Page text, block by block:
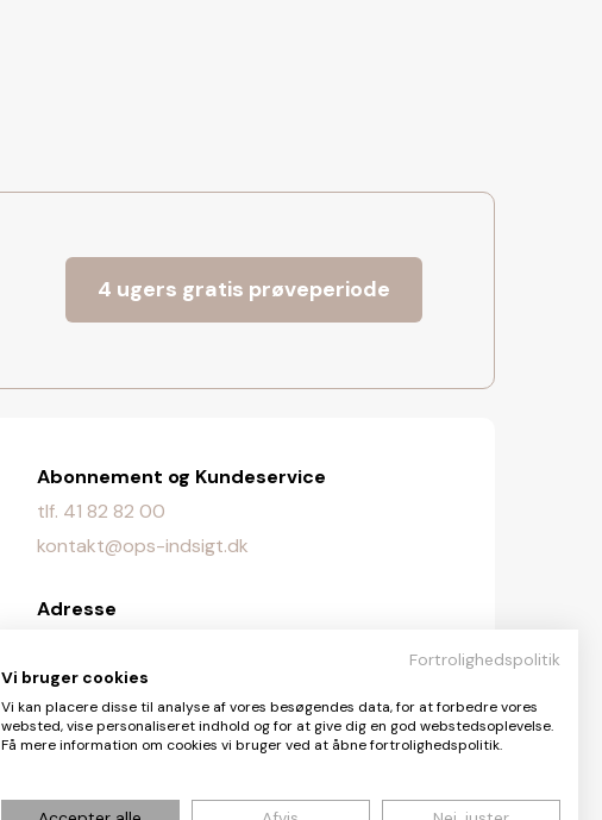
4 ugers gratis prøveperiode
Abonnement og Kundeservice
tlf. 41 82 82 00
kontakt@ops-indsigt.dk
Adresse
Redaktionen
redaktionen@ops-indsigt.dk
Fortrolighedspolitik
Vi bruger cookies
Vi kan placere disse til analyse af vores besøgendes data, for at forbedre vores
websted, vise personaliseret indhold og for at give dig en god webstedsoplevelse.
Få mere information om cookies vi bruger ved at åbne fortrolighedspolitik.